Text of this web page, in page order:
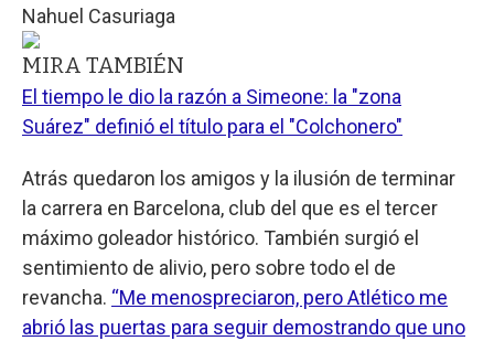
Nahuel Casuriaga
MIRA TAMBIÉN
El tiempo le dio la razón a Simeone: la "zona
Suárez" definió el título para el "Colchonero"
Atrás quedaron los amigos y la ilusión de terminar
la carrera en Barcelona, club del que es el tercer
máximo goleador histórico. También surgió el
sentimiento de alivio, pero sobre todo el de
revancha. “Me menospreciaron, pero Atlético me
abrió las puertas para seguir demostrando que uno